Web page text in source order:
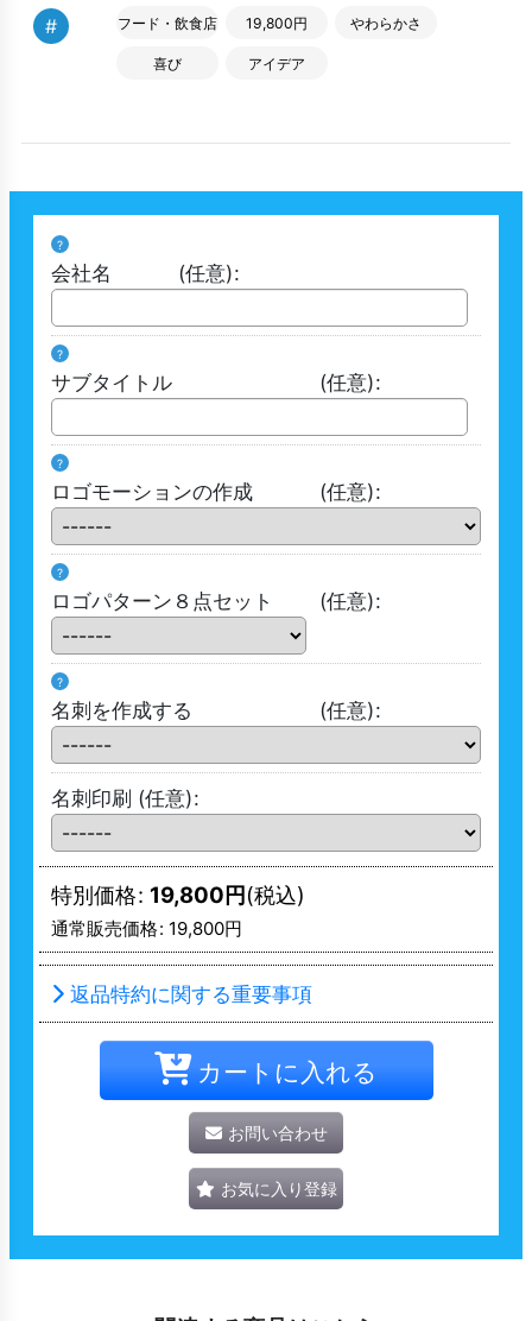
# フード・飲食店 19,800円 やわらかさ
喜び アイデア
?
会社名 (任意):
?
サブタイトル (任意):
?
ロゴモーションの作成 (任意):
?
ロゴパターン８点セット (任意):
?
名刺を作成する (任意):
名刺印刷 (任意):
特別価格: 19,800円(税込)
通常販売価格: 19,800円
返品特約に関する重要事項
カートに入れる
お問い合わせ
お気に入り登録